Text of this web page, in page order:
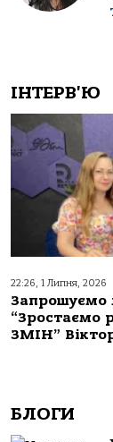
ІНТЕРВ'Ю
22:26, 1 Липня, 2026
Запрошуємо
“Зростаємо
ЗМІН”
БЛОГИ